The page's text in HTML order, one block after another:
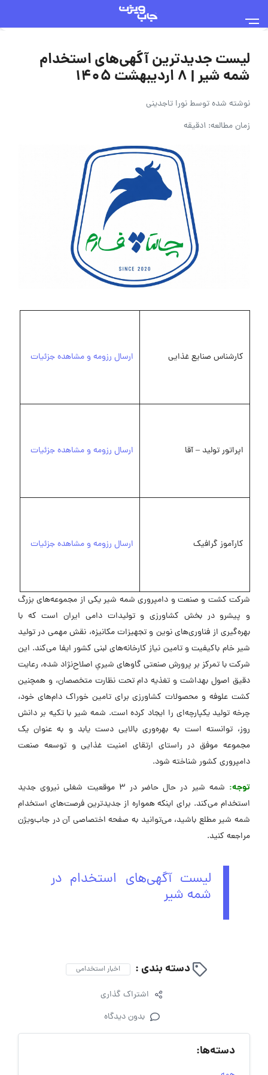
لیست جدیدترین آگهی‌های استخدام
شمه شیر | 8 اردیبهشت 1405
نوشته شده توسطنورا تاجدینی
زمان مطالعه: 1دقیقه
کارشناس صنایع غذایی ارسال رزومه و مشاهده جزئیات
اپراتور تولید – آقا ارسال رزومه و مشاهده جزئیات
کارآموز گرافیک ارسال رزومه و مشاهده جزئیات
شرکت کشت و صنعت و دامپروری شمه شیر یکی از مجموعه‌های بزرگ
و پیشرو در بخش کشاورزی و تولیدات دامی ایران است که با
بهره‌گیری از فناوری‌های نوین و تجهیزات مکانیزه، نقش مهمی در تولید
شیر خام باکیفیت و تامین نیاز کارخانه‌های لبنی کشور ایفا می‌کند. این
شرکت با تمرکز بر پرورش صنعتی گاوهای شیریِ اصلاح‌نژاد شده، رعایت
دقیق اصول بهداشت و تغذیه دام تحت نظارت متخصصان، و همچنین
کشت علوفه و محصولات کشاورزی برای تامین خوراک دام‌های خود،
چرخه تولید یکپارچه‌ای را ایجاد کرده است. شمه شیر با تکیه بر دانش
روز، توانسته است به بهره‌وری بالایی دست یابد و به عنوان یک
مجموعه موفق در راستای ارتقای امنیت غذایی و توسعه صنعت
دامپروری کشور شناخته شود.
توجه:
شمه شیر در حال حاضر در 3 موقعیت شغلی نیروی جدید
استخدام می‌کند. برای اینکه همواره از جدیدترین فرصت‌های استخدام
شمه شیر مطلع باشید، می‌توانید به صفحه اختصاصی آن در جاب‌ویژن
مراجعه کنید.
لیست آگهی‌های استخدام در
شمه شیر
دسته بندی : اخبار استخدامی
اشتراک گذاری
بدون دیدگاه
دسته‌ها: